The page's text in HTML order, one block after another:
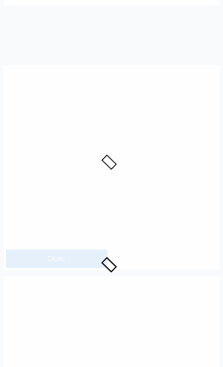
Сброс